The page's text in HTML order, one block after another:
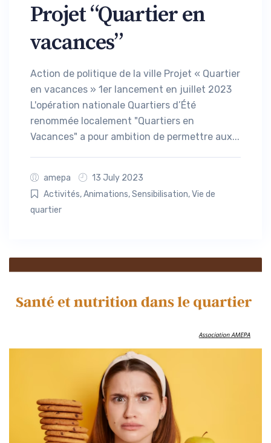
Projet “Quartier en
vacances”
Action de politique de la ville Projet « Quartier
en vacances » 1er lancement en juillet 2023
L'opération nationale Quartiers d’Été
renommée localement "Quartiers en
Vacances" a pour ambition de permettre aux...
amepa
13 July 2023
Activités,Animations,Sensibilisation,Vie de
quartier